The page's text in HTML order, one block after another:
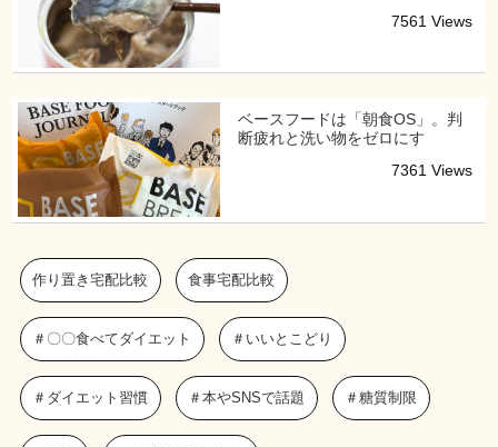
7561 Views
ベースフードは「朝食OS」。判
断疲れと洗い物をゼロにす
7361 Views
作り置き宅配比較 食事宅配比較
＃〇〇食べてダイエット ＃いいとこどり
＃ダイエット習慣 ＃本やSNSで話題 ＃糖質制限